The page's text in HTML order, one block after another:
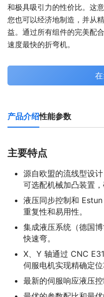
和极具吸引力的性价比。这
您也可以经济地制造，并从
益。通过所有组件的完美配
速度最快的折弯机。
产品介绍性能参数
主要特点
源自欧盟的流线型设
可选配机械加凸装置，
液压同步控制和
重复性和易用性。
集成液压系统（德国
快速弯。
X、Y 轴通过 CNC
伺服电机实现精确定位
最新的伺服响应液压